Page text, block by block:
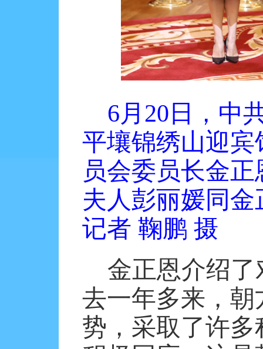
6月20日，中
平壤锦绣山迎
员会委员长金
夫人彭丽媛同
记者 鞠鹏 摄
金正恩介绍
去一年多来，
势，采取了许